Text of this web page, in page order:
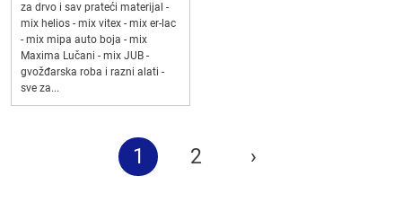
za drvo i sav prateći materijal -
mix helios - mix vitex - mix er-lac
- mix mipa auto boja - mix
Maxima Lučani - mix JUB -
gvožđarska roba i razni alati -
sve za...
1 2 ›